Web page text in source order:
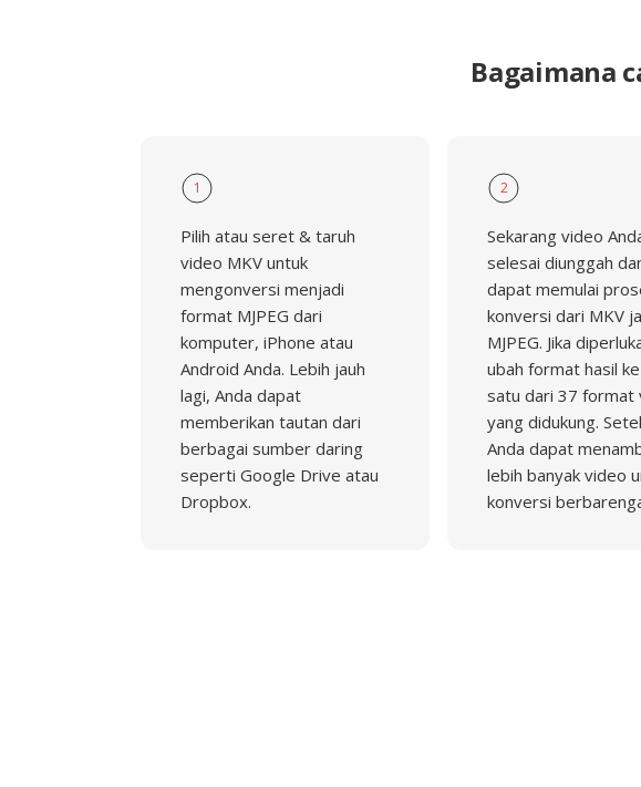
Bagaimana
1
Pilih atau seret & taruh
video MKV untuk
mengonversi menjadi
format MJPEG dari
komputer, iPhone atau
Android Anda. Lebih jauh
lagi, Anda dapat
memberikan tautan dari
berbagai sumber daring
seperti Google Drive atau
Dropbox.
2
Sekarang video
selesai diunggah
dapat memulai
konversi dari MKV
MJPEG. Jika
ubah format hasil
satu dari 37 format
yang didukung.
Anda dapat
lebih banyak video
konversi